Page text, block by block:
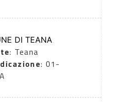
DI TEANA
: Teana
: 01-